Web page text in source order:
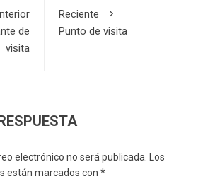
de
visita
Reciente
Punto de visita
electrónico no será publicada.
Los
están marcados con *